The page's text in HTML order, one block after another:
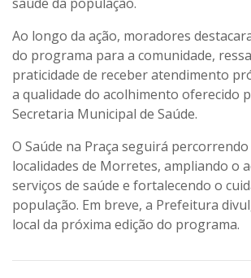
Ao longo da ação, moradores
do programa para a comunidade,
praticidade de receber atendimento
a qualidade do acolhimento oferecido
Secretaria Municipal de Saúde.
O Saúde na Praça seguirá
localidades de Morretes, ampliando o
serviços de saúde e fortalecendo o
população. Em breve, a Prefeitura
local da próxima edição do programa.